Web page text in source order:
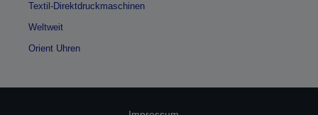
Textil-Direktdruckmaschinen
Weltweit
Orient Uhren